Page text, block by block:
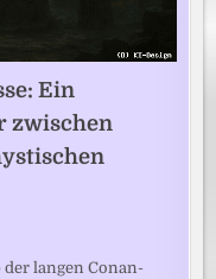
Ein
zwischen
langen Conan-